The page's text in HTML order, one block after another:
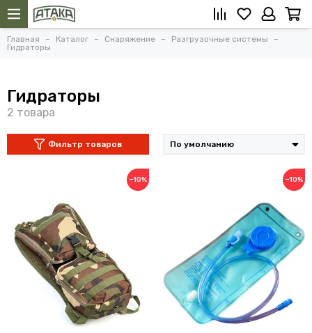
Главная Каталог Снаряжение
Разгрузочные системы
Гидраторы
Гидраторы
Фильтр товаров
−10% −10%